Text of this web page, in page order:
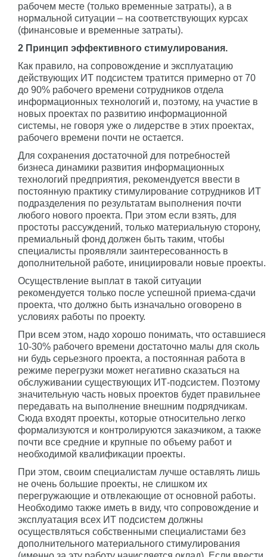
рабочем месте (только временные затраты), а в
нормальной ситуации – на соответствующих курсах
(финансовые и временные затраты).
2 Принцип эффективного стимулирования.
Как правило, на сопровождение и эксплуатацию
действующих ИТ подсистем тратится примерно от 70
до 90% рабочего времени сотрудников отдела
информационных технологий и, поэтому, на участие в
новых проектах по развитию информационной
системы, не говоря уже о лидерстве в этих проектах,
рабочего времени почти не остается.
Для сохранения достаточной для потребностей
бизнеса динамики развития информационных
технологий предприятия, рекомендуется ввести в
постоянную практику стимулирование сотрудников ИТ
подразделения по результатам выполнения почти
любого нового проекта. При этом если взять, для
простоты рассуждений, только материальную сторону,
премиальный фонд должен быть таким, чтобы
специалисты проявляли заинтересованность в
дополнительной работе, инициировали новые проекты.
Осуществление выплат в такой ситуации
рекомендуется только после успешной приема-сдачи
проекта, что должно быть изначально оговорено в
условиях работы по проекту.
При всем этом, надо хорошо понимать, что оставшиеся
10-30% рабочего времени достаточно малы для сколь
ни будь серьезного проекта, а постоянная работа в
режиме перегрузки может негативно сказаться на
обслуживании существующих ИТ-подсистем. Поэтому
значительную часть новых проектов будет правильнее
передавать на выполнение внешним подрядчикам.
Сюда входят проекты, которые относительно легко
формализуются и контролируются заказчиком, а также
почти все средние и крупные по объему работ и
необходимой квалификации проекты.
При этом, своим специалистам лучше оставлять лишь
не очень большие проекты, не слишком их
перегружающие и отвлекающие от основной работы.
Необходимо также иметь в виду, что сопровождение и
эксплуатация всех ИТ подсистем должны
осуществляться собственными специалистами без
дополнительного материального стимулирования